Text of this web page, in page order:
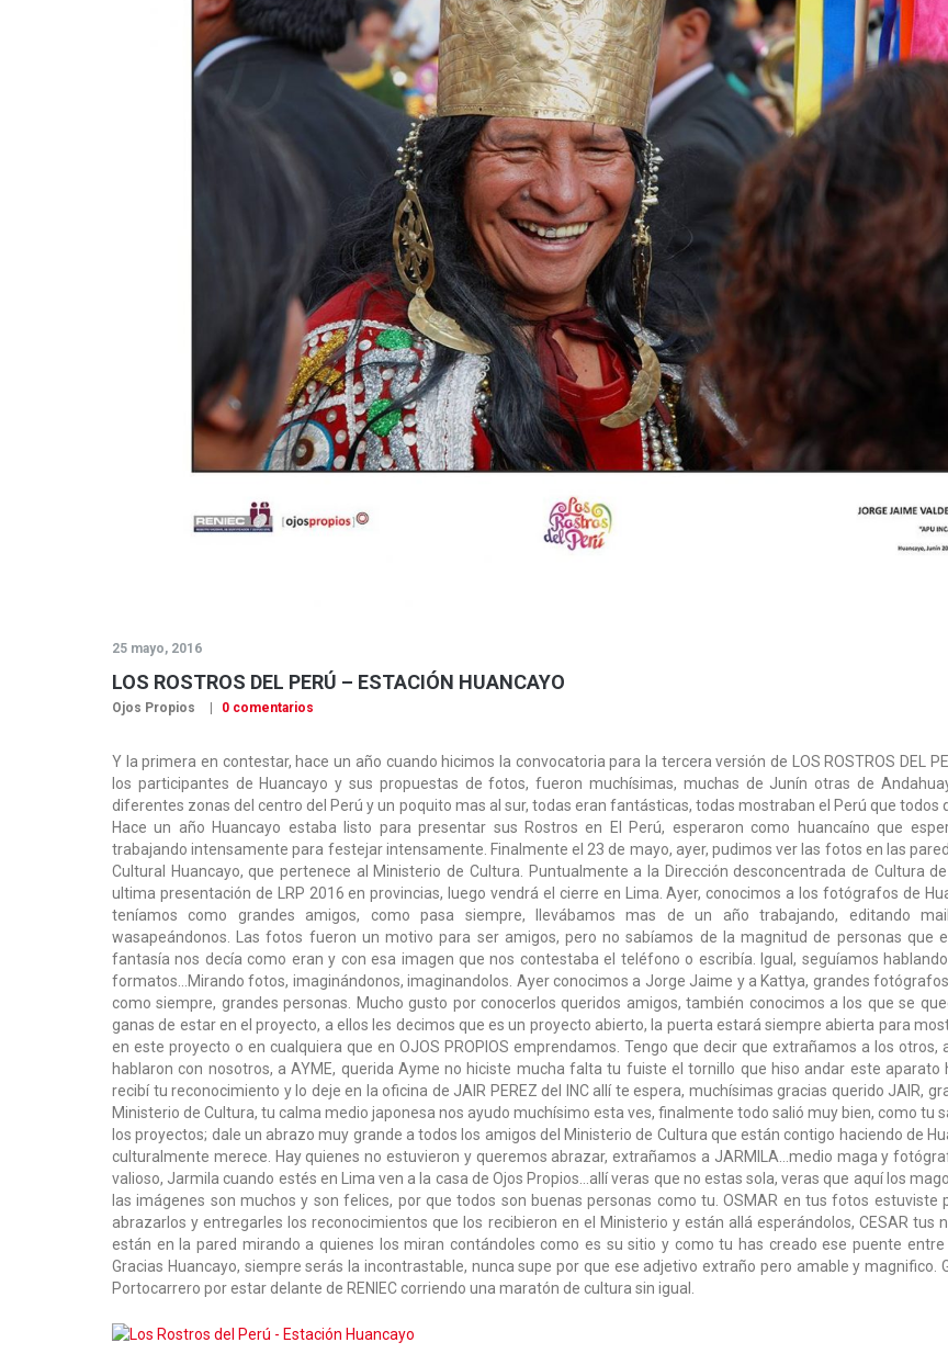
25 mayo, 2016
LOS ROSTROS DEL PERÚ – ESTACIÓN HUANCAYO
Ojos Propios 0 comentarios
Y la primera en contestar, hace un año cuando hicimos la convocatoria para la tercera versión de LOS ROSTROS DEL
los participantes de Huancayo y sus propuestas de fotos, fueron muchísimas, muchas de Junín otras de
diferentes zonas del centro del Perú y un poquito mas al sur, todas eran fantásticas, todas mostraban el Perú que todos
Hace un año Huancayo estaba listo para presentar sus Rostros en El Perú, esperaron como huancaíno que
trabajando intensamente para festejar intensamente. Finalmente el 23 de mayo, ayer, pudimos ver las fotos en las
Cultural Huancayo, que pertenece al Ministerio de Cultura. Puntualmente a la Dirección desconcentrada de Cultura
ultima presentación de LRP 2016 en provincias, luego vendrá el cierre en Lima. Ayer, conocimos a los fotógrafos de
teníamos como grandes amigos, como pasa siempre, llevábamos mas de un año trabajando, editando
wasapeándonos. Las fotos fueron un motivo para ser amigos, pero no sabíamos de la magnitud de personas que
fantasía nos decía como eran y con esa imagen que nos contestaba el teléfono o escribía. Igual, seguíamos
formatos…Mirando fotos, imaginándonos, imaginandolos. Ayer conocimos a Jorge Jaime y a Kattya, grandes
como siempre, grandes personas. Mucho gusto por conocerlos queridos amigos, también conocimos a los que se
ganas de estar en el proyecto, a ellos les decimos que es un proyecto abierto, la puerta estará siempre abierta para
en este proyecto o en cualquiera que en OJOS PROPIOS emprendamos. Tengo que decir que extrañamos a los otros,
hablaron con nosotros, a AYME, querida Ayme no hiciste mucha falta tu fuiste el tornillo que hiso andar este aparato
recibí tu reconocimiento y lo deje en la oficina de JAIR PEREZ del INC allí te espera, muchísimas gracias querido JAIR,
Ministerio de Cultura, tu calma medio japonesa nos ayudo muchísimo esta ves, finalmente todo salió muy bien, como tu
los proyectos; dale un abrazo muy grande a todos los amigos del Ministerio de Cultura que están contigo haciendo de
culturalmente merece. Hay quienes no estuvieron y queremos abrazar, extrañamos a JARMILA…medio maga y
valioso, Jarmila cuando estés en Lima ven a la casa de Ojos Propios…allí veras que no estas sola, veras que aquí los
las imágenes son muchos y son felices, por que todos son buenas personas como tu. OSMAR en tus fotos estuviste
abrazarlos y entregarles los reconocimientos que los recibieron en el Ministerio y están allá esperándolos, CESAR tus
están en la pared mirando a quienes los miran contándoles como es su sitio y como tu has creado ese puente entre
Gracias Huancayo, siempre serás la incontrastable, nunca supe por que ese adjetivo extraño pero amable y magnifico.
Portocarrero por estar delante de RENIEC corriendo una maratón de cultura sin igual.